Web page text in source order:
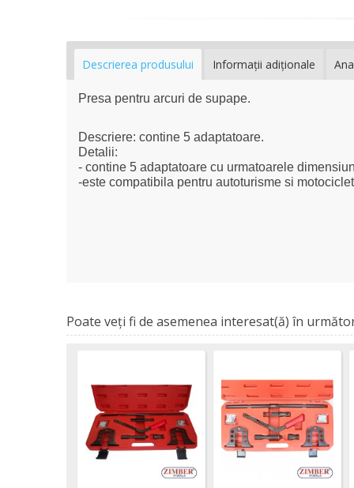
Descrierea produsului Informaţii adiţionale
Presa pentru arcuri de supape.
Descriere: contine 5 adaptatoare.
Detalii:
- contine 5 adaptatoare cu urmatoarele
-este compatibila pentru autoturisme si
Poate veţi fi de asemenea interesat(ă) în